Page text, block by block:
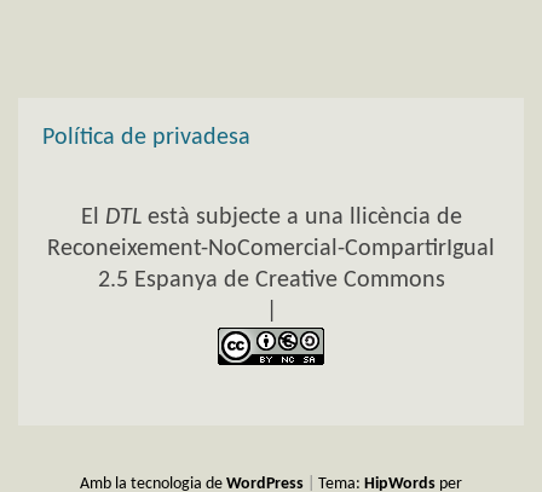
Política de privadesa
El DTLestà subjecte a una llicència de
Reconeixement-NoComercial-CompartirIgual
2.5 Espanya de Creative Commons
Amb la tecnologia de WordPress Tema: HipWords per